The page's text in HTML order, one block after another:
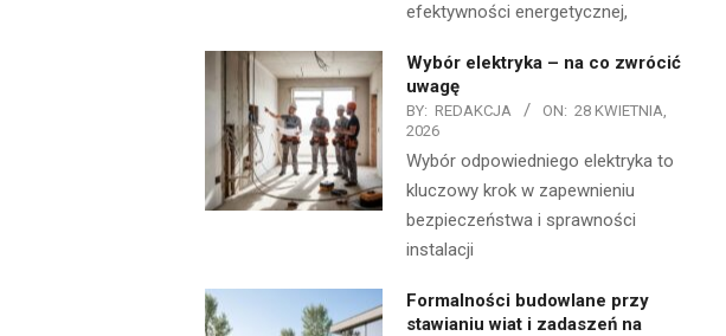
efektywności energetycznej,
Wybór elektryka – na co zwrócić
uwagę
BY: REDAKCJA ON: 28 KWIETNIA,
2026
Wybór odpowiedniego elektryka to
kluczowy krok w zapewnieniu
bezpieczeństwa i sprawności
instalacji
Formalności budowlane przy
stawianiu wiat i zadaszeń na